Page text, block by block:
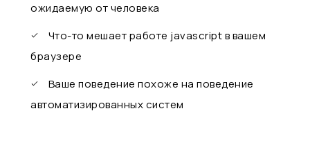
ожидаемую от человека
Что-то мешает работе javascript в вашем
браузере
Ваше поведение похоже на поведение
автоматизированных систем